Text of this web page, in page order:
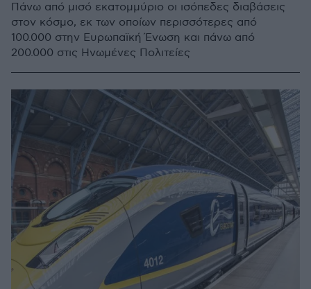
Πάνω από μισό εκατομμύριο οι ισόπεδες διαβάσεις
στον κόσμο, εκ των οποίων περισσότερες από
100.000 στην Ευρωπαϊκή Ένωση και πάνω από
200.000 στις Ηνωμένες Πολιτείες